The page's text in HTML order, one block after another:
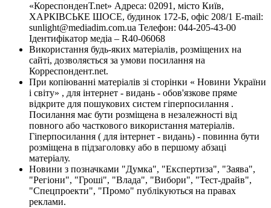
«КореспонденТ.net» Адреса: 02091, місто Київ,
ХАРКІВСЬКЕ ШОСЕ, будинок 172-Б, офіс 208/1 E-mail:
sunlight@mediadim.com.ua Телефон: 044-205-43-00
Ідентифікатор медіа – R40-06068
Використання будь-яких матеріалів, розміщених на
сайті, дозволяється за умови посилання на
Корреспондент.net.
При копіюванні матеріалів зі сторінки « Новини України
і світу» , для інтернет - видань - обов'язкове пряме
відкрите для пошукових систем гіперпосилання .
Посилання має бути розміщена в незалежності від
повного або часткового використання матеріалів.
Гіперпосилання ( для інтернет - видань) - повинна бути
розміщена в підзаголовку або в першому абзаці
матеріалу.
Новини з позначками "Думка", "Експертиза", "Заява",
"Регіони", "Гроші", "Влада", "Вибори", "Тест-драйв",
"Спецпроекти", "Промо" публікуються на правах
реклами.